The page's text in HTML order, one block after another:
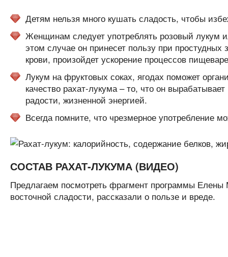
Детям нельзя много кушать сладость, чтобы
Женщинам следует употреблять розовый лукум
этом случае он принесет пользу при
крови, произойдет ускорение процессов
Лукум на фруктовых соках, ягодах поможет
качество рахат-лукума – то, что он
радости, жизненной энергией.
Всегда помните, что чрезмерное употребление
СОСТАВ РАХАТ-ЛУКУМА (ВИДЕО)
Предлагаем посмотреть фрагмент программы
восточной сладости, рассказали о пользе и вреде.